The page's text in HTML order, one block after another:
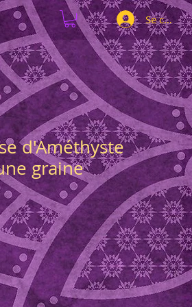
Se
d'Améthyste
graine